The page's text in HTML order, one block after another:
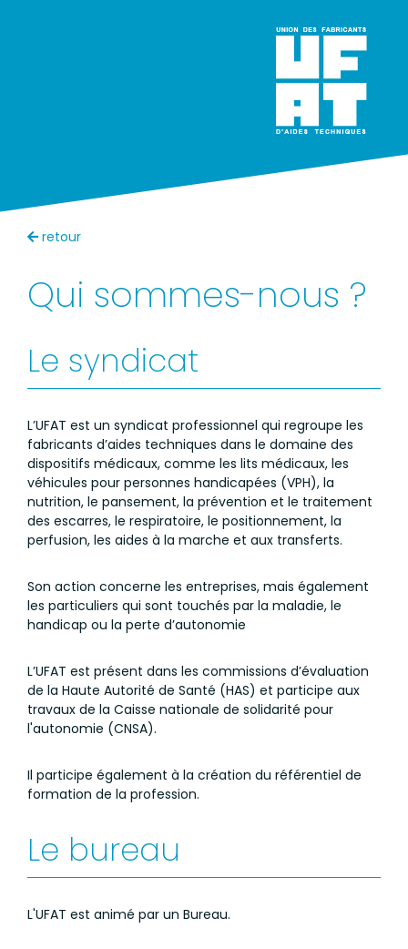
LE SYNDICAT
retour
Qui sommes-nous ?
Le syndicat
L’UFAT est un syndicat professionnel qui regroupe les
fabricants d’aides techniques dans le domaine des
dispositifs médicaux, comme les lits médicaux, les
véhicules pour personnes handicapées (VPH), la
nutrition, le pansement, la prévention et le traitement
des escarres, le respiratoire, le positionnement, la
perfusion, les aides à la marche et aux transferts.
Son action concerne les entreprises, mais également
les particuliers qui sont touchés par la maladie, le
handicap ou la perte d’autonomie
L’UFAT est présent dans les commissions d’évaluation
de la Haute Autorité de Santé (HAS) et participe aux
travaux de la Caisse nationale de solidarité pour
l'autonomie (CNSA).
Il participe également à la création du référentiel de
formation de la profession.
Le bureau
L'UFAT est animé par un Bureau.